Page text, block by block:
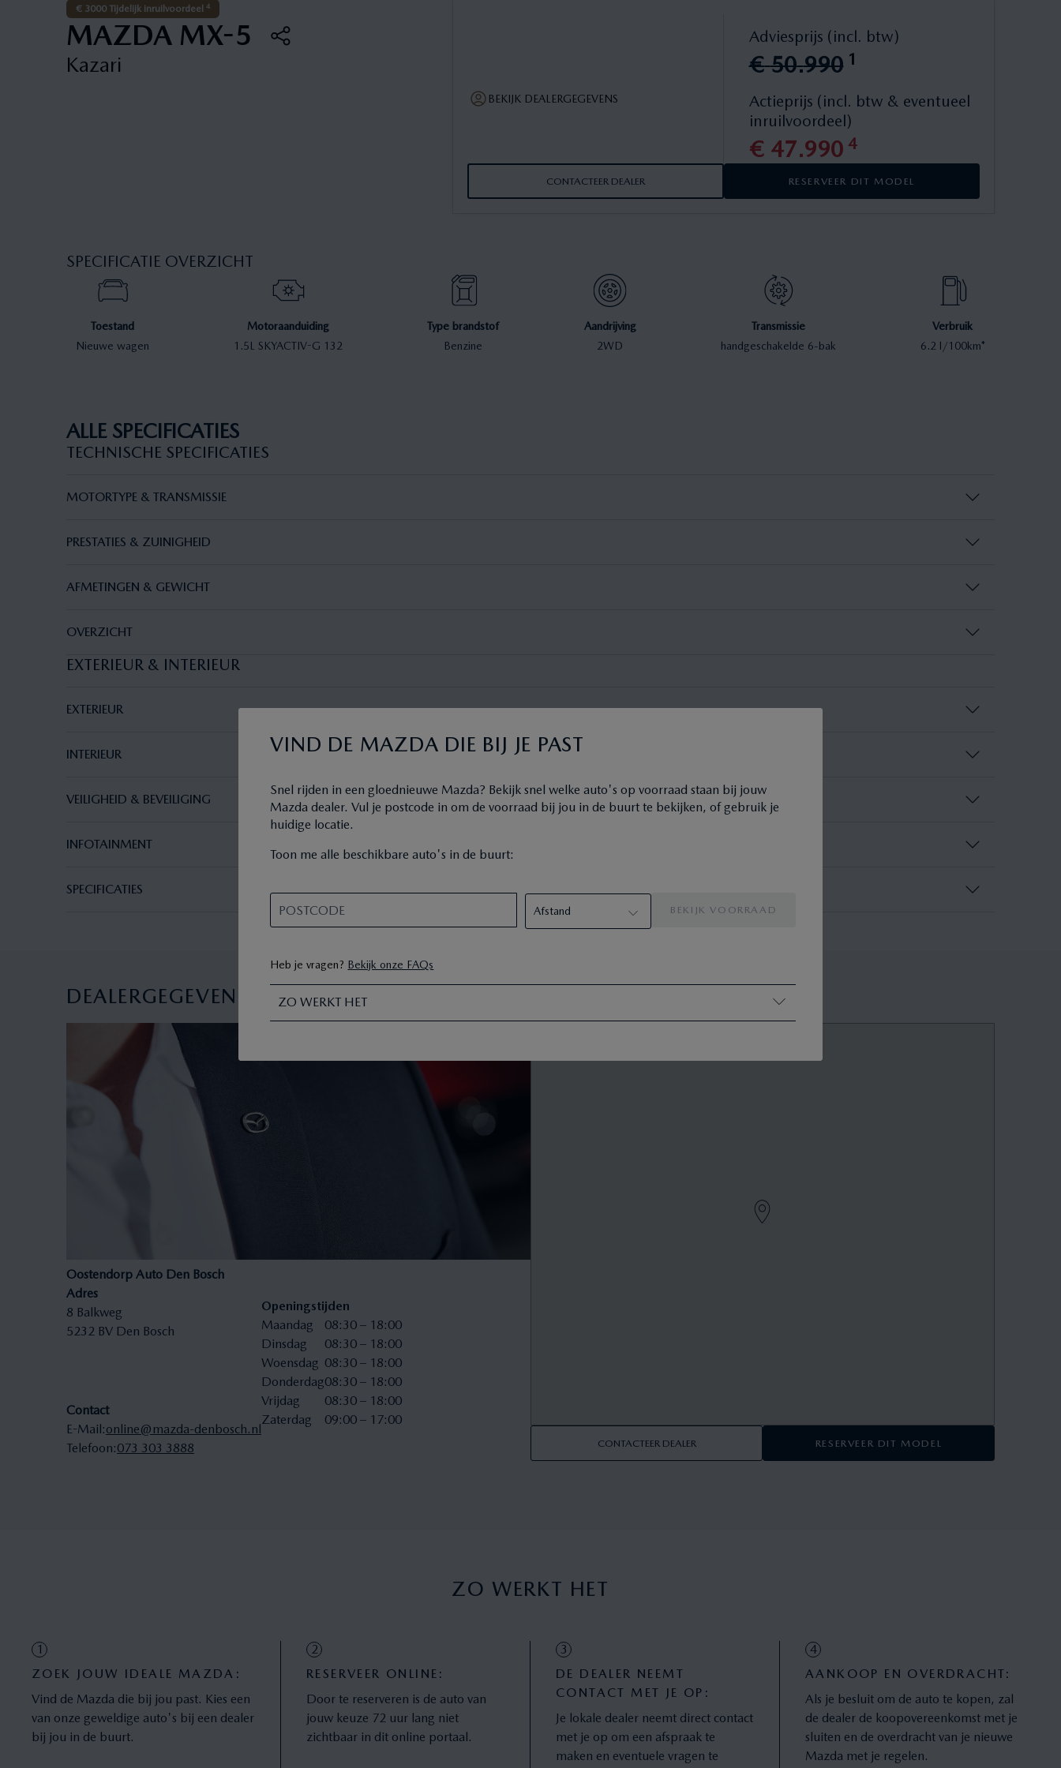
€ 3000 Tijdelijk inruilvoordeel 4
MAZDA MX-5
Kazari
BEKIJK DEALERGEGEVENS
Adviesprijs (incl. btw)
€ 50.990 1
Actieprijs (incl. btw & eventueel
inruilvoordeel)
€ 47.990 4
CONTACTEER DEALER RESERVEER DIT MODEL
SPECIFICATIE OVERZICHT
Toestand
Nieuwe wagen
Motoraanduiding
1.5L SKYACTIV-G 132
Type brandstof
Benzine
Aandrijving
2WD
Transmissie
handgeschakelde 6-bak
Verbruik
6.2 l/100km*
ALLE SPECIFICATIES
TECHNISCHE SPECIFICATIES
MOTORTYPE & TRANSMISSIE
PRESTATIES & ZUINIGHEID
AFMETINGEN & GEWICHT
OVERZICHT
EXTERIEUR & INTERIEUR
EXTERIEUR
INTERIEUR
VEILIGHEID & BEVEILIGING
INFOTAINMENT
SPECIFICATIES
DEALERGEGEVENS
Oostendorp Auto Den Bosch
Adres
8 Balkweg
5232 BV Den Bosch
Contact
E-Mail :online@mazda-denbosch.nl
Telefoon:073 303 3888
Openingstijden
Maandag
08:30 – 18:00
Dinsdag
08:30 – 18:00
Woensdag 08:30 – 18:00
Donderdag08:30 – 18:00
Vrijdag
08:30 – 18:00
Zaterdag
09:00 – 17:00
CONTACTEER DEALER RESERVEER DIT MODEL
ZO WERKT HET
1
ZOEK JOUW IDEALE MAZDA:
Vind de Mazda die bij jou past. Kies een
van onze geweldige auto's bij een dealer
bij jou in de buurt.
2
RESERVEER ONLINE:
Door te reserveren is de auto van
jouw keuze 72 uur lang niet
zichtbaar in dit online portaal.
3
DE DEALER NEEMT
CONTACT MET JE OP:
Je lokale dealer neemt direct contact
met je op om een afspraak te
maken en eventuele vragen te
4
AANKOOP EN OVERDRACHT:
Als je besluit om de auto te kopen, zal
de dealer de koopovereenkomst met je
sluiten en de overdracht van je nieuwe
Mazda met je regelen.
VIND DE MAZDA DIE BIJ JE PAST
Snel rijden in een gloednieuwe Mazda? Bekijk snel welke auto's op voorraad staan bij jouw
Mazda dealer. Vul je postcode in om de voorraad bij jou in de buurt te bekijken, of gebruik je
huidige locatie.
Toon me alle beschikbare auto's in de buurt:
Heb je vragen? Bekijk onze FAQs
ZO WERKT HET